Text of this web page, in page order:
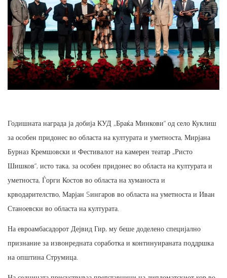
Годишната награда ја добија КУД „Браќа Минкови“ од село Куклиш
за особен придонес во областа на културата и уметноста, Мирјана
Бурназ Кремшовски и Фестивалот на камерен театар „Ристо
Шишков“, исто така, за особен придонес во областа на културата и
уметноста, Ѓорги Костов во областа на хуманоста и
крводарителство, Марјан Sингаров во областа на уметноста и Иван
Станоевски во областа на културата.
На евроамбасадорот Дејвид Гир, му беше доделено специјално
признание за извонредната соработка и континуираната поддршка
на општина Струмица.